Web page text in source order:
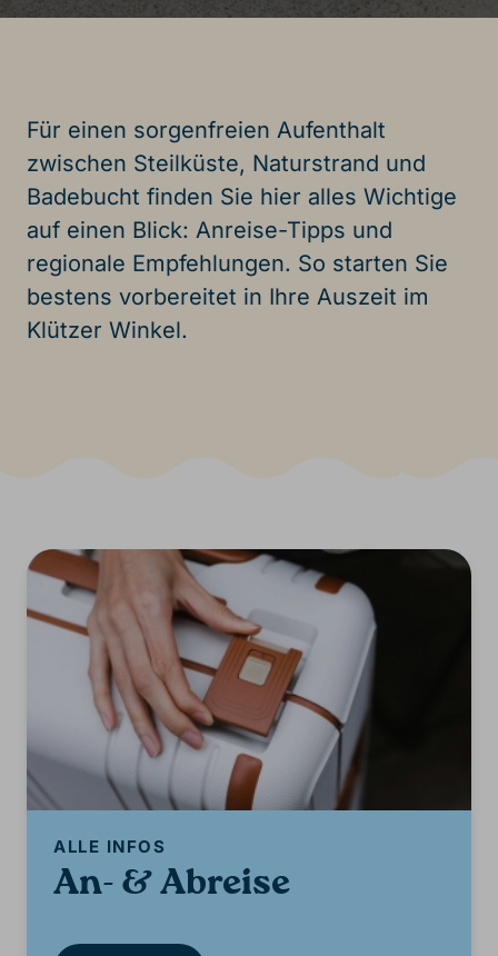
Für einen sorgenfreien Aufenthalt
zwischen Steilküste, Naturstrand und
Badebucht finden Sie hier alles Wichtige
auf einen Blick: Anreise-Tipps und
regionale Empfehlungen. So starten Sie
bestens vorbereitet in Ihre Auszeit im
Klützer Winkel.
ALLE INFOS
An- & Abreise